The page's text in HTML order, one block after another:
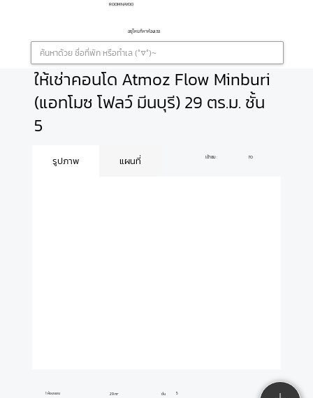
ROOMNAYOO
อยู่ไหนก็หาห้องเจอ
ให้เช่าคอนโด Atmoz Flow Minburi
(แอทโมซ โฟลว์ มีนบุรี) 29 ตร.ม. ชั้น
5
1 ห้องนอน 5
ชั้น
29 m²
รูปภาพ แผนที่ เข้าชม : 70